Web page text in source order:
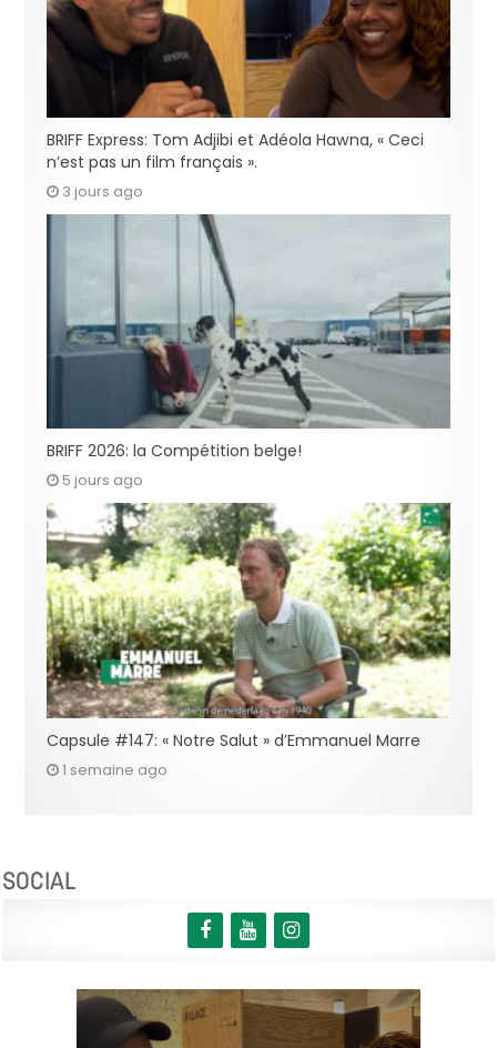
BRIFF Express: Tom Adjibi et Adéola Hawna, « Ceci
n’est pas un film français ».
3 jours ago
BRIFF 2026: la Compétition belge!
5 jours ago
Capsule #147: « Notre Salut » d’Emmanuel Marre
1 semaine ago
SOCIAL